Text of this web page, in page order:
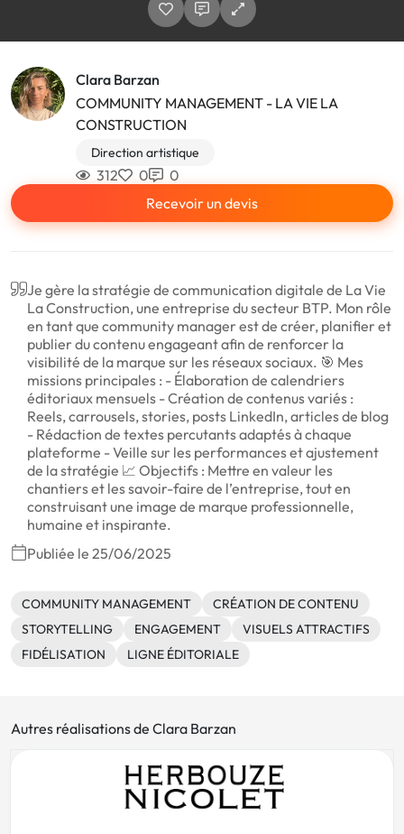
Clara Barzan
COMMUNITY MANAGEMENT - LA VIE LA
CONSTRUCTION
Direction artistique
312 0
0
Recevoir un devis
Je gère la stratégie de communication digitale de La Vie
La Construction, une entreprise du secteur BTP. Mon rôle
en tant que community manager est de créer, planifier et
publier du contenu engageant afin de renforcer la
visibilité de la marque sur les réseaux sociaux. 🎯 Mes
missions principales : - Élaboration de calendriers
éditoriaux mensuels - Création de contenus variés :
Reels, carrousels, stories, posts LinkedIn, articles de blog
- Rédaction de textes percutants adaptés à chaque
plateforme - Veille sur les performances et ajustement
de la stratégie 📈 Objectifs : Mettre en valeur les
chantiers et les savoir-faire de l’entreprise, tout en
construisant une image de marque professionnelle,
humaine et inspirante.
Publiée le 25/06/2025
COMMUNITY MANAGEMENT
CRÉATION DE CONTENU
STORYTELLING
ENGAGEMENT
VISUELS ATTRACTIFS
FIDÉLISATION
LIGNE ÉDITORIALE
Autres réalisations de Clara Barzan